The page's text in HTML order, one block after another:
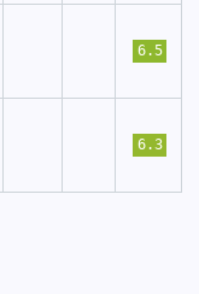
6.5
6.3